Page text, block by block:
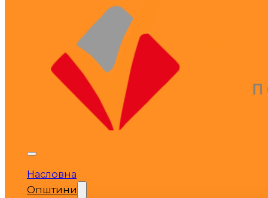
Насловна
Општини